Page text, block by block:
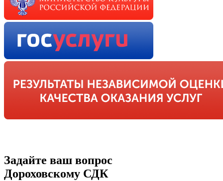
Задайте ваш вопрос
Дороховскому СДК